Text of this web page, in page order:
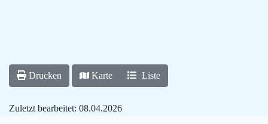
Drucken Karte Liste
Zuletzt bearbeitet: 08.04.2026